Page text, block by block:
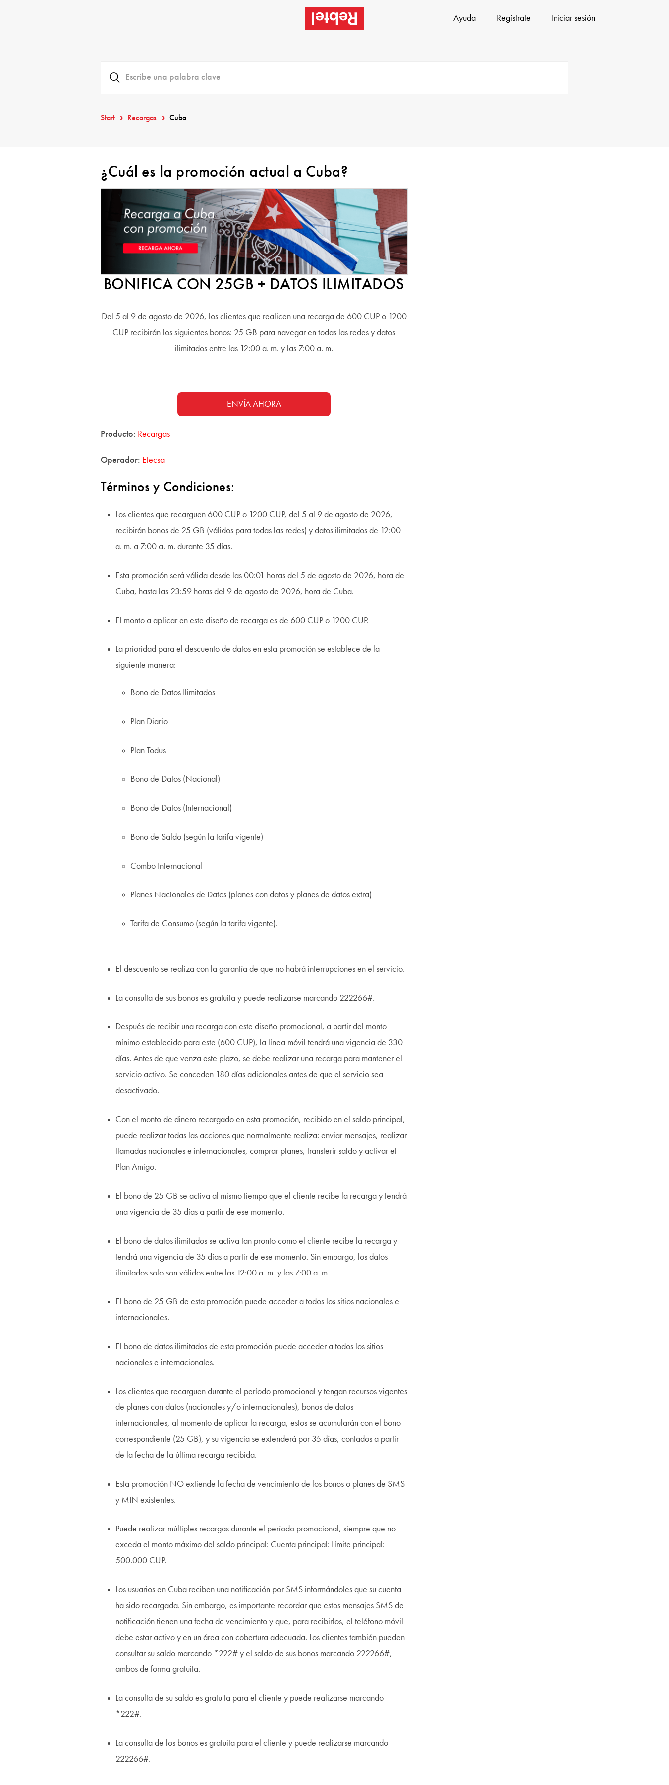
Ayuda Regístrate Iniciar sesión
Start Recargas Cuba
¿Cuál es la promoción actual a Cuba?
BONIFICA CON 25GB + DATOS ILIMITADOS
Del 5 al 9 de agosto de 2026, los clientes que realicen una recarga de 600 CUP o 1200
CUP recibirán los siguientes bonos: 25 GB para navegar en todas las redes y datos
ilimitados entre las 12:00 a. m. y las 7:00 a. m.
ENVÍA AHORA
Producto: Recargas
Operador: Etecsa
Términos y Condiciones:
Los clientes que recarguen 600 CUP o 1200 CUP, del 5 al 9 de agosto de 2026,
recibirán bonos de 25 GB (válidos para todas las redes) y datos ilimitados de 12:00
a. m. a 7:00 a. m. durante 35 días.
Esta promoción será válida desde las 00:01 horas del 5 de agosto de 2026, hora de
Cuba, hasta las 23:59 horas del 9 de agosto de 2026, hora de Cuba.
El monto a aplicar en este diseño de recarga es de 600 CUP o 1200 CUP.
La prioridad para el descuento de datos en esta promoción se establece de la
siguiente manera:
Bono de Datos Ilimitados
Plan Diario
Plan Todus
Bono de Datos (Nacional)
Bono de Datos (Internacional)
Bono de Saldo (según la tarifa vigente)
Combo Internacional
Planes Nacionales de Datos (planes con datos y planes de datos extra)
Tarifa de Consumo (según la tarifa vigente).
El descuento se realiza con la garantía de que no habrá interrupciones en el servicio.
La consulta de sus bonos es gratuita y puede realizarse marcando 222266#.
Después de recibir una recarga con este diseño promocional, a partir del monto
mínimo establecido para este (600 CUP), la línea móvil tendrá una vigencia de 330
días. Antes de que venza este plazo, se debe realizar una recarga para mantener el
servicio activo. Se conceden 180 días adicionales antes de que el servicio sea
desactivado.
Con el monto de dinero recargado en esta promoción, recibido en el saldo principal,
puede realizar todas las acciones que normalmente realiza: enviar mensajes, realizar
llamadas nacionales e internacionales, comprar planes, transferir saldo y activar el
Plan Amigo.
El bono de 25 GB se activa al mismo tiempo que el cliente recibe la recarga y tendrá
una vigencia de 35 días a partir de ese momento.
El bono de datos ilimitados se activa tan pronto como el cliente recibe la recarga y
tendrá una vigencia de 35 días a partir de ese momento. Sin embargo, los datos
ilimitados solo son válidos entre las 12:00 a. m. y las 7:00 a. m.
El bono de 25 GB de esta promoción puede acceder a todos los sitios nacionales e
internacionales.
El bono de datos ilimitados de esta promoción puede acceder a todos los sitios
nacionales e internacionales.
Los clientes que recarguen durante el período promocional y tengan recursos vigentes
de planes con datos (nacionales y/o internacionales), bonos de datos
internacionales, al momento de aplicar la recarga, estos se acumularán con el bono
correspondiente (25 GB), y su vigencia se extenderá por 35 días, contados a partir
de la fecha de la última recarga recibida.
Esta promoción NO extiende la fecha de vencimiento de los bonos o planes de SMS
y MIN existentes.
Puede realizar múltiples recargas durante el período promocional, siempre que no
exceda el monto máximo del saldo principal: Cuenta principal: Límite principal:
500.000 CUP.
Los usuarios en Cuba reciben una notificación por SMS informándoles que su cuenta
ha sido recargada. Sin embargo, es importante recordar que estos mensajes SMS de
notificación tienen una fecha de vencimiento y que, para recibirlos, el teléfono móvil
debe estar activo y en un área con cobertura adecuada. Los clientes también pueden
consultar su saldo marcando *222# y el saldo de sus bonos marcando 222266#,
ambos de forma gratuita.
La consulta de su saldo es gratuita para el cliente y puede realizarse marcando
*222#.
La consulta de los bonos es gratuita para el cliente y puede realizarse marcando
222266#.